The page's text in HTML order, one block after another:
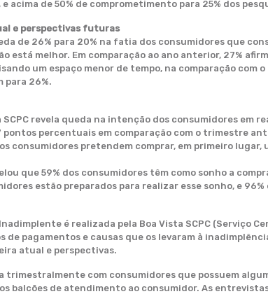
acima de 50% de comprometimento para 25% dos
e perspectivas futuras
de 26% para 20% na fatia dos consumidores que
está melhor. Em comparação ao ano anterior, 27%
um espaço menor de tempo, na comparação
para 26%.
SCPC revela queda na intenção dos consumidores em
pontos percentuais em comparação com o trimestre
consumidores pretendem comprar, em primeiro
que 59% dos consumidores têm como sonho a
estão preparados para realizar esse sonho, e
é realizada pela Boa Vista SCPC (Serviço
de pagamentos e causas que os levaram à
atual e perspectivas.
com consumidores que possuem
balcões de atendimento ao consumidor. As